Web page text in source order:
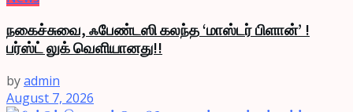
நகைச்சுவை, ஃபேண்டஸி கலந்த ‘மாஸ்டர் பிளான்’ !
பர்ஸ்ட் லுக் வெளியானது!!
byadmin
August 7, 2026